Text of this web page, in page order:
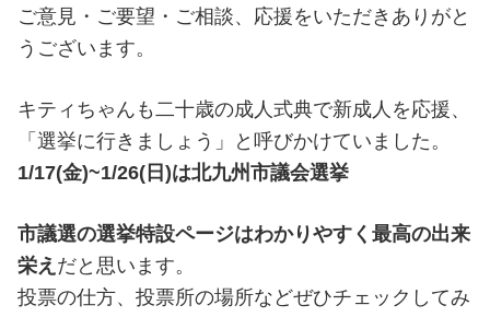
ご意見・ご要望・ご相談、応援をいただきありがと
うございます。
キティちゃんも二十歳の成人式典で新成人を応援、
「選挙に行きましょう」と呼びかけていました。
1/17(金)~1/26(日)は北九州市議会選挙
市議選の選挙特設ページはわかりやすく最高の出来
栄え だと思います。
投票の仕方、投票所の場所などぜひチェックしてみ